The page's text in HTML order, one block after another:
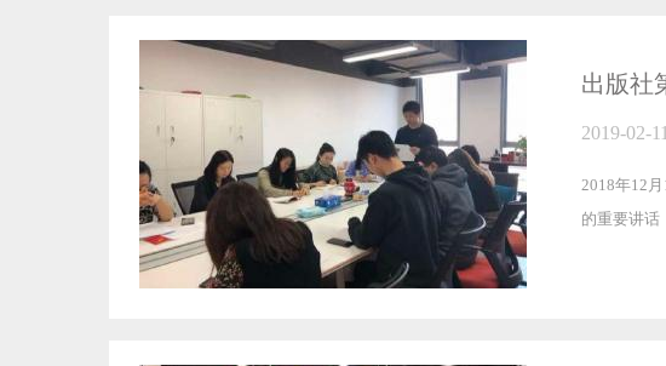
2019-02-11
2018年12
的重要讲话